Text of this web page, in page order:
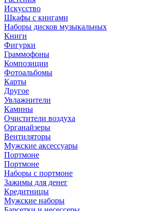
Искусство
Шкафы с книгами
Наборы дисков музыкальных
Книги
Фигурки
Граммофоны
Композиции
Фотоальбомы
Карты
Другое
Увлажнители
Камины
Очистители воздуха
Органайзеры
Вентиляторы
Мужские аксессуары
Портмоне
Портмоне
Наборы с портмоне
Зажимы для денег
Кредитницы
Мужские наборы